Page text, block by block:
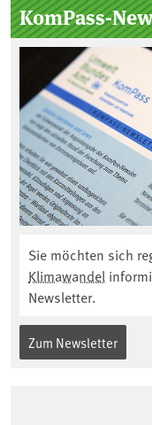
KomPass-
Sie möchten sich
Klimawandel
Newsletter.
Zum Newsletter